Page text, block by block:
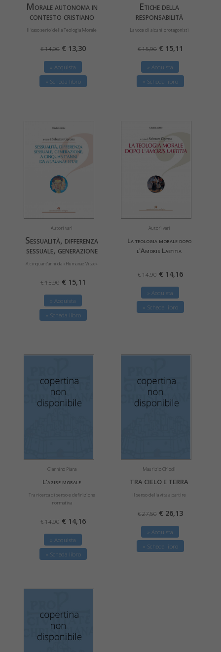
Morale autonoma in
contesto cristiano
Il ‘caso serio’ della Teologia Morale
€ 14,00 € 13,30
» Acquista
» Scheda libro
Etiche della
responsabilità
La voce di alcuni protagonisti
€ 15,90 € 15,11
» Acquista
» Scheda libro
Autori vari
Sessualità, differenza
sessuale, generazione
A cinquant'anni da «Humanae Vitae»
€ 15,90 € 15,11
» Acquista
» Scheda libro
Autori vari
La teologia morale dopo
l'Amoris Laetitia
€ 14,90 € 14,16
» Acquista
» Scheda libro
Giannino Piana
L'agire morale
Tra ricerca di senso e definizione
normativa
€ 14,90 € 14,16
» Acquista
» Scheda libro
Maurizio Chiodi
TRA CIELO E TERRA
Il senso della vita a partire
€ 27,50 € 26,13
» Acquista
» Scheda libro